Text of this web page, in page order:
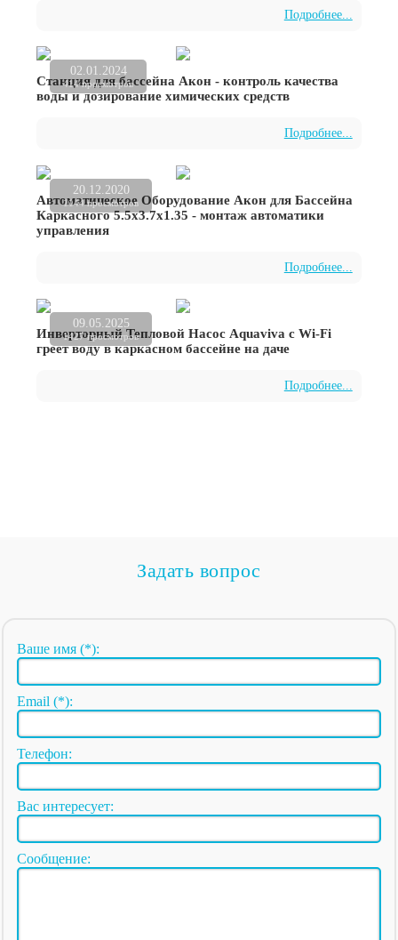
Подробнее...
02.01.2024
414 просмотров
Станция для бассейна Акон - контроль качества
воды и дозирование химических средств
Подробнее...
20.12.2020
1144 просмотров
Автоматическое Оборудование Акон для Бассейна
Каркасного 5.5х3.7х1.35 - монтаж автоматики
управления
Подробнее...
09.05.2025
1427 просмотров
Инверторный Тепловой Насос Aquaviva с Wi-Fi
греет воду в каркасном бассейне на даче
Подробнее...
Задать вопрос
Ваше имя (*):
Email (*):
Телефон:
Вас интересует:
Сообщение: